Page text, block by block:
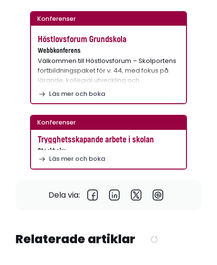
Konferenser
Höstlovsforum Grundskola
Webbkonferens
Välkommen till Höstlovsforum – Skolportens
fortbildningspaket för v. 44, med fokus på
lärande, kollegial utveckling och…
Läs mer och boka
Konferenser
Trygghetsskapande arbete i skolan
Stockholm
Läs mer och boka
Dela via:
Relaterade artiklar